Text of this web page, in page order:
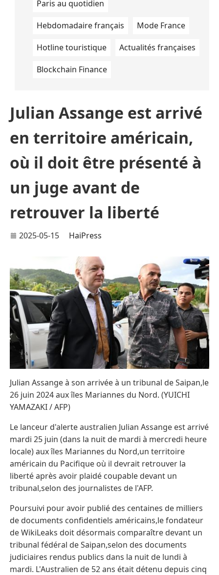
Paris au quotidien
Hebdomadaire français Mode France
Hotline touristique Actualités françaises
Blockchain Finance
Julian Assange est arrivé
en territoire américain,
où il doit être présenté à
un juge avant de
retrouver la liberté
2025-05-15 HaiPress
Julian Assange à son arrivée à un tribunal de Saipan,le
26 juin 2024 aux îles Mariannes du Nord. (YUICHI
YAMAZAKI / AFP)
Le lanceur d'alerte australien Julian Assange est arrivé
mardi 25 juin (dans la nuit de mardi à mercredi heure
locale) aux îles Mariannes du Nord,un territoire
américain du Pacifique où il devrait retrouver la
liberté après avoir plaidé coupable devant un
tribunal,selon des journalistes de l'AFP.
Poursuivi pour avoir publié des centaines de milliers
de documents confidentiels américains,le fondateur
de WikiLeaks doit désormais comparaître devant un
tribunal fédéral de Saipan,selon des documents
judiciaires rendus publics dans la nuit de lundi à
mardi. L'Australien de 52 ans était détenu depuis cinq